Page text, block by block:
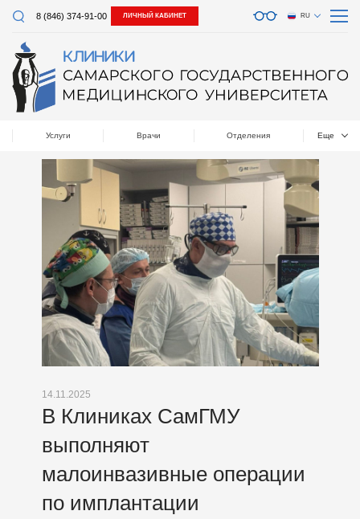
8 (846) 374-91-00 ЛИЧНЫЙ КАБИНЕТ RU
Услуги Врачи Отделения Еще
14.11.2025
В Клиниках СамГМУ
выполняют
малоинвазивные операции
по имплантации